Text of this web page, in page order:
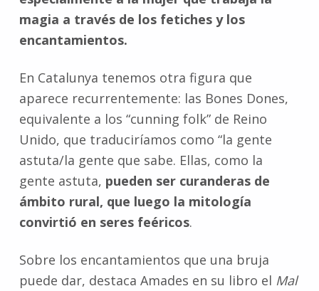
magia a través de los fetiches y los
encantamientos.
En Catalunya tenemos otra figura que
aparece recurrentemente: las Bones Dones,
equivalente a los “cunning folk” de Reino
Unido, que traduciríamos como “la gente
astuta/la gente que sabe. Ellas, como la
gente astuta, pueden ser curanderas de
ámbito rural, que luego la mitología
convirtió en seres feéricos.
Sobre los encantamientos que una bruja
puede dar, destaca Amades en su libro el Mal